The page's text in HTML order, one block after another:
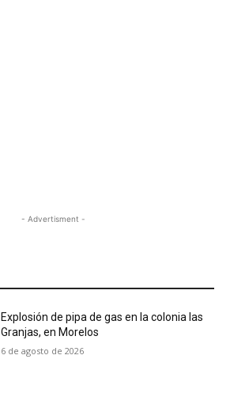
- Advertisment -
Explosión de pipa de gas en la colonia las
Granjas, en Morelos
6 de agosto de 2026